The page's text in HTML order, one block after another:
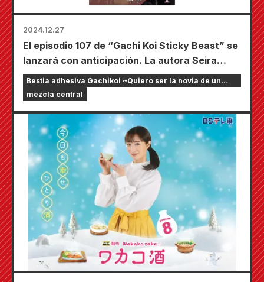
2024.12.27
El episodio 107 de “Gachi Koi Sticky Beast” se
lanzará con anticipación. La autora Seira
anuncia en SNS que el próximo episodio será
el episodio final.
Bestia adhesiva Gachikoi ~Quiero ser la novia de un
streamer en línea~
mezcla central